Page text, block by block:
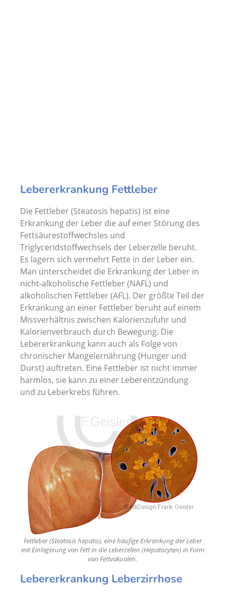
Lebererkrankung Fettleber
Die Fettleber (Steatosis hepatis) ist eine
Erkrankung der Leber die auf einer Störung des
Fettsäurestoffwechsles und
Triglyceridstoffwechsels der Leberzelle beruht.
Es lagern sich vermehrt Fette in der Leber ein.
Man unterscheidet die Erkrankung der Leber in
nicht-alkoholische Fettleber (NAFL) und
alkoholischen Fettleber (AFL). Der größte Teil der
Erkrankung an einer Fettleber beruht auf einem
Missverhältnis zwischen Kalorienzufuhr und
Kalorienverbrauch durch Bewegung. Die
Lebererkrankung kann auch als Folge von
chronischer Mangelernährung (Hunger und
Durst) auftreten. Eine Fettleber ist nicht immer
harmlos, sie kann zu einer Leberentzündung
und zu Leberkrebs führen.
Fettleber (Steatosis hepatis), eine häufige Erkrankung der Leber
mit Einlagerung von Fett in die Leberzellen (Hepatozyten) in Form
von Fettvakuolen.
Lebererkrankung Leberzirrhose